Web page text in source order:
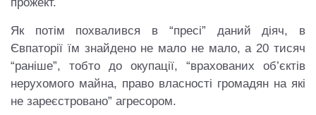
Як потім похвалився в “пресі” даний діяч, в
Євпаторії їм знайдено не мало не мало, а 20 тисяч
“раніше”, тобто до окупації, “врахованих об’єктів
нерухомого майна, право власності громадян на які
не зареєстровано” агресором.